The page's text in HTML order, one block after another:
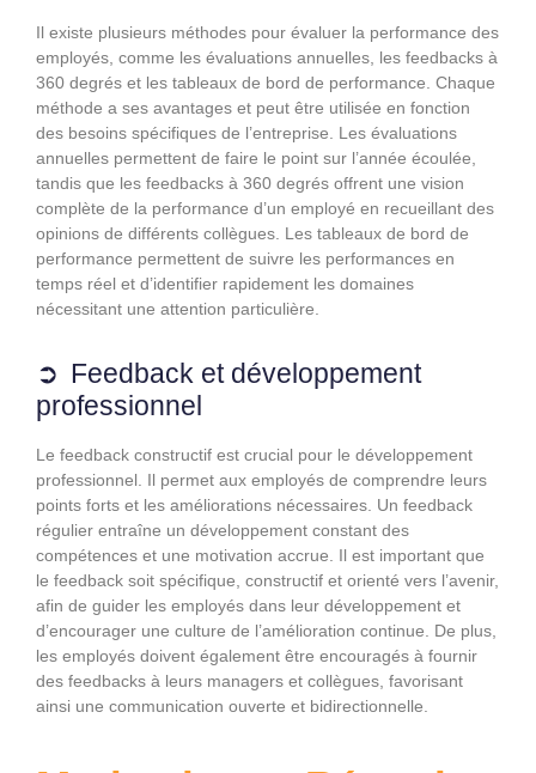
Il existe plusieurs méthodes pour évaluer la performance des
employés, comme les évaluations annuelles, les feedbacks à
360 degrés et les tableaux de bord de performance. Chaque
méthode a ses avantages et peut être utilisée en fonction
des besoins spécifiques de l’entreprise. Les évaluations
annuelles permettent de faire le point sur l’année écoulée,
tandis que les feedbacks à 360 degrés offrent une vision
complète de la performance d’un employé en recueillant des
opinions de différents collègues. Les tableaux de bord de
performance permettent de suivre les performances en
temps réel et d’identifier rapidement les domaines
nécessitant une attention particulière.
Feedback et développement
professionnel
Le feedback constructif est crucial pour le développement
professionnel. Il permet aux employés de comprendre leurs
points forts et les améliorations nécessaires. Un feedback
régulier entraîne un développement constant des
compétences et une motivation accrue. Il est important que
le feedback soit spécifique, constructif et orienté vers l’avenir,
afin de guider les employés dans leur développement et
d’encourager une culture de l’amélioration continue. De plus,
les employés doivent également être encouragés à fournir
des feedbacks à leurs managers et collègues, favorisant
ainsi une communication ouverte et bidirectionnelle.